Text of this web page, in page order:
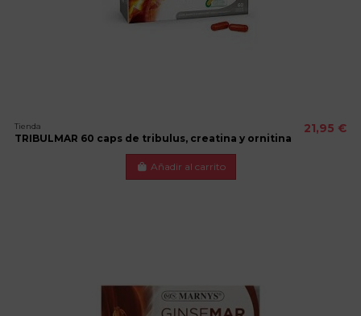
Tienda
TRIBULMAR 60 caps de tribulus, creatina y ornitina
21,95 €
Añadir al carrito